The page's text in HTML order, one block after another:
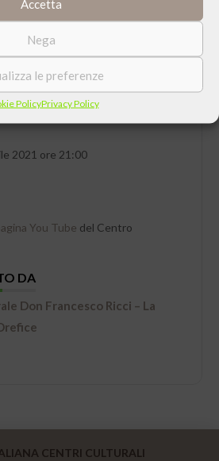
Accetta
Nega
le preferenze
PolicyPrivacy Policy
2021 ore 21:00
You Tube del Centro
DA
Don Francesco Ricci – La
CENTRI CULTURALI